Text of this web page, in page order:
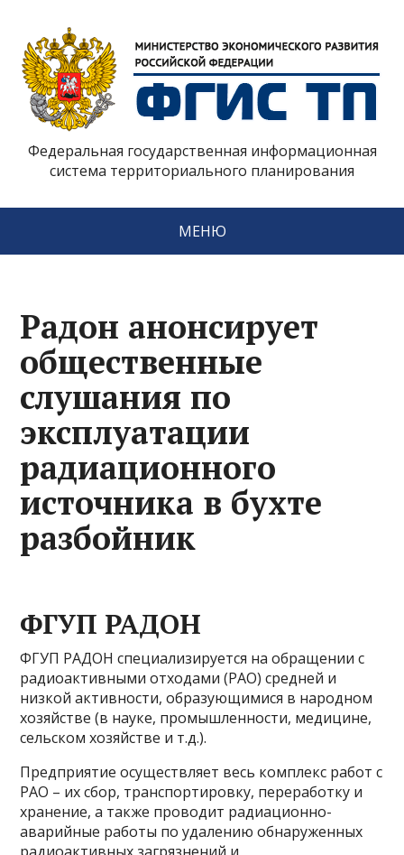
Федеральная государственная информационная
система территориального планирования
МЕНЮ
Радон анонсирует
общественные
слушания по
эксплуатации
радиационного
источника в бухте
разбойник
ФГУП РАДОН
ФГУП РАДОН специализируется на обращении с
радиоактивными отходами (РАО) средней и
низкой активности, образующимися в народном
хозяйстве (в науке, промышленности, медицине,
сельском хозяйстве и т.д.).
Предприятие осуществляет весь комплекс работ с
РАО – их сбор, транспортировку, переработку и
хранение, а также проводит радиационно-
аварийные работы по удалению обнаруженных